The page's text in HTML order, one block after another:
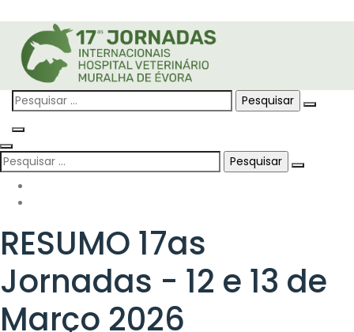
content
Pesquisar
por:
Pesquisar
por:
RESUMO 17as
Jornadas - 12 e 13 de
Março 2026